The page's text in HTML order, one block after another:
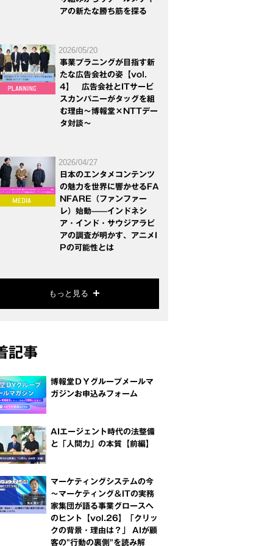
アの新たな勝ち筋を探る
2026/05/20
事業プラニングが目指す新
たな広告会社の姿【vol.
4】 広告会社とITサービ
スカンパニーがタッグを組
む理由～博報堂×NTTデー
タ対談～
2026/04/27
日本のエンタメコンテンツ
の魅力を世界に響かせるFA
NFARE（ファンファー
レ）始動——インドネシ
ア・インド・サウジアラビ
アの調査が明かす、アニメI
Pの可能性とは
もっと見る
記事
博報堂ＤＹグループメールマ
ガジンお申込みフォーム
AIエージェント時代の法整備
と「人間力」の本質【前編】
マーケティングシステムの今
～マーケティング＆ITの実務
家集団が語る事業グロースへ
のヒント【vol.26】「クリッ
クの背景・理由は？」 AIが顧
客の"行動の裏側"を読み解